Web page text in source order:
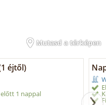
Mutasd a térképen
éjtől)
1 nappal